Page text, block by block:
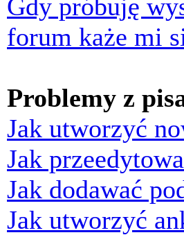
Gdy próbuję
forum każe mi
Problemy z
Jak utworzyć
Jak
Jak dodawać
Jak utworzyć